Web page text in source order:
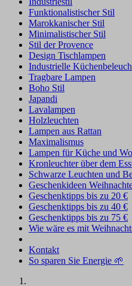
Funktionalistischer Stil
Marokkanischer Stil
Minimalistischer Stil
Stil der Provence
Design Tischlampen
Industrielle
Tragbare Lampen
Boho Stil
Japandi
Lavalampen
Holzleuchten
Lampen aus Rattan
Maximalismus
Lampen für Küche und
Kronleuchter über dem
Schwarze Leuchten und
Geschenkideen
Geschenktipps bis zu 20 €
Geschenktipps bis zu 40 €
Geschenktipps bis zu 75 €
Wie wäre es mit
Kontakt
So sparen Sie Energie 🌱